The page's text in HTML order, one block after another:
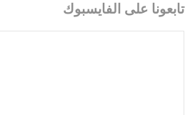
تابعونا على الفايسبوك